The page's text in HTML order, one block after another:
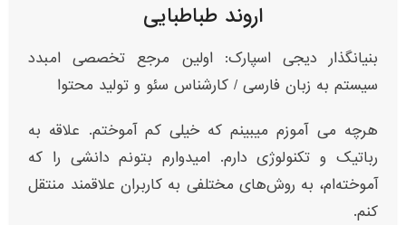
اروند طباطبایی
بنیانگذار دیجی اسپارک: اولین مرجع تخصصی امبدد
سیستم به زبان فارسی / کارشناس سئو و تولید محتوا
هرچه می آموزم میبینم که خیلی کم آموختم. علاقه به
رباتیک و تکنولوژی دارم. امیدوارم بتونم دانشی را که
آموخته‌ام، به روش‌های مختلفی به کاربران علاقمند منتقل
کنم.